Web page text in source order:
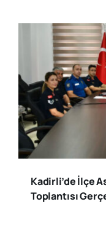
Kadirli’de İlçe
Toplantısı